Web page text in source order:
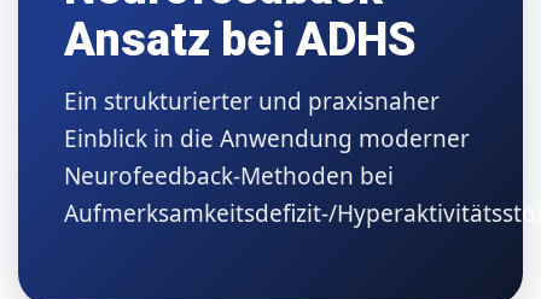
Ansatz bei ADHS
Ein strukturierter und praxisnaher
Einblick in die Anwendung moderner
Neurofeedback-Methoden bei
Aufmerksamkeitsdefizit-/